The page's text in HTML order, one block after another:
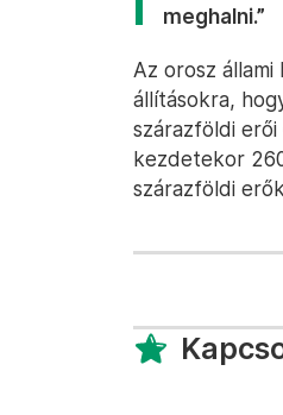
meghalni.”
Az orosz
állításokra,
szárazföldi
kezdetekor
szárazföldi